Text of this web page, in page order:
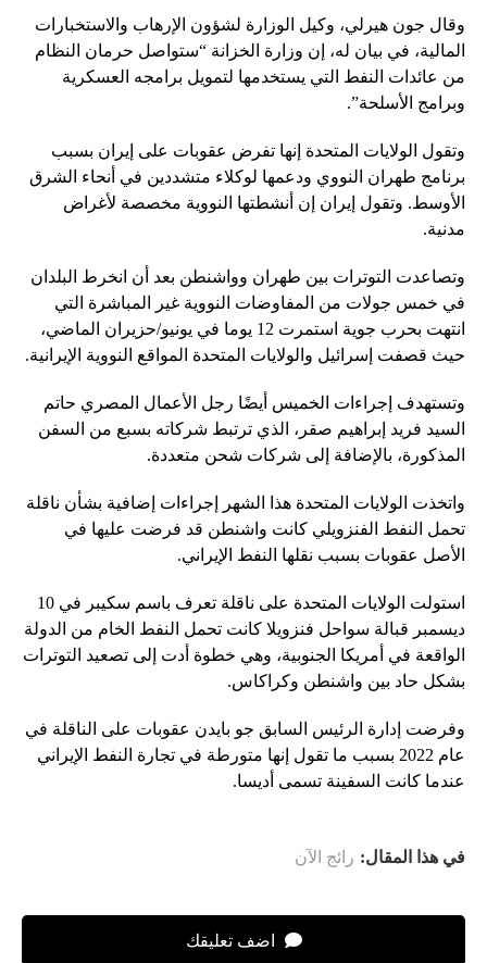
وقال جون هيرلي، وكيل الوزارة لشؤون الإرهاب والاستخبارات
المالية، في بيان له، إن وزارة الخزانة “ستواصل حرمان النظام
من عائدات النفط التي يستخدمها لتمويل برامجه العسكرية
وبرامج الأسلحة”.
وتقول الولايات المتحدة إنها تفرض عقوبات على إيران بسبب
برنامج طهران النووي ودعمها لوكلاء متشددين في أنحاء الشرق
الأوسط. وتقول إيران إن أنشطتها النووية مخصصة لأغراض
مدنية.
وتصاعدت التوترات بين طهران وواشنطن بعد أن انخرط البلدان
في خمس جولات من المفاوضات النووية غير المباشرة التي
انتهت بحرب جوية استمرت 12 يوما في يونيو/حزيران الماضي،
حيث قصفت إسرائيل والولايات المتحدة المواقع النووية الإيرانية.
وتستهدف إجراءات الخميس أيضًا رجل الأعمال المصري حاتم
السيد فريد إبراهيم صقر، الذي ترتبط شركاته بسبع من السفن
المذكورة، بالإضافة إلى شركات شحن متعددة.
واتخذت الولايات المتحدة هذا الشهر إجراءات إضافية بشأن ناقلة
تحمل النفط الفنزويلي كانت واشنطن قد فرضت عليها في
الأصل عقوبات بسبب نقلها النفط الإيراني.
استولت الولايات المتحدة على ناقلة تعرف باسم سكيبر في 10
ديسمبر قبالة سواحل فنزويلا كانت تحمل النفط الخام من الدولة
الواقعة في أمريكا الجنوبية، وهي خطوة أدت إلى تصعيد التوترات
بشكل حاد بين واشنطن وكراكاس.
وفرضت إدارة الرئيس السابق جو بايدن عقوبات على الناقلة في
عام 2022 بسبب ما تقول إنها متورطة في تجارة النفط الإيراني
عندما كانت السفينة تسمى أديسا.
في هذا المقال: رائج الآن
اضف تعليقك